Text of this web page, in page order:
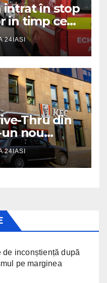
intrat în stop
in timp ce
24IASI
Thru din
nou
cu peste
și servicii
24IASI
de inconștiență după
pe marginea